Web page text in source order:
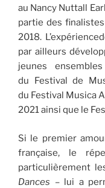
au Nancy Nuttall
partie des
2018.
par ailleurs
jeunes
du Festival de
du Festival Musica
2021 ainsi que le
Si le premier
française, le
particulièrement
Dances – lui a